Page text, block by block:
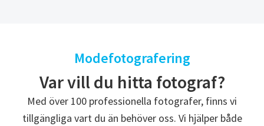
Modefotografering
Var vill du hitta fotograf?
Med över 100 professionella fotografer, finns vi
tillgängliga vart du än behöver oss. Vi hjälper både